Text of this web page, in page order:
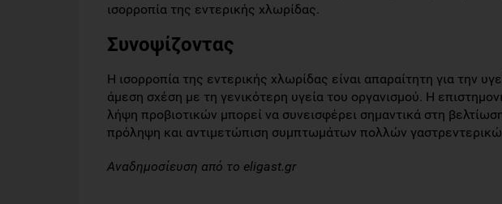
ισορροπία της εντερικής χλωρίδας.
Συνοψίζοντας
Η ισορροπία της εντερικής χλωρίδας είναι απαραίτητη για την
άμεση σχέση με τη γενικότερη υγεία του οργανισμού. Η
λήψη προβιοτικών μπορεί να συνεισφέρει σημαντικά στη
πρόληψη και αντιμετώπιση συμπτωμάτων πολλών
Αναδημοσίευση από το eligast.gr